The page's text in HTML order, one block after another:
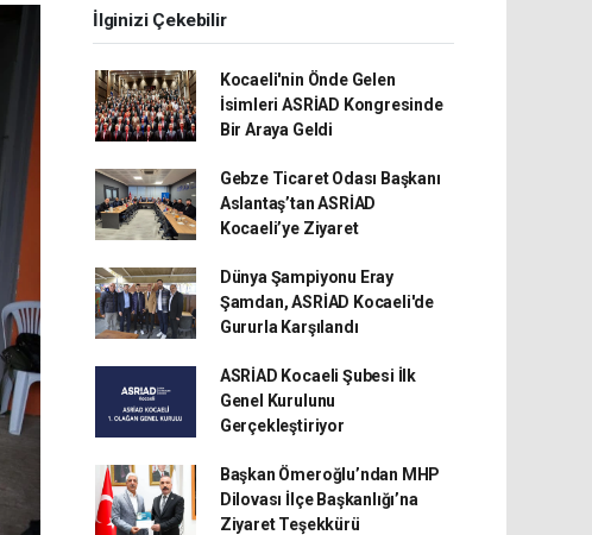
İlginizi Çekebilir
Kocaeli'nin Önde Gelen
İsimleri ASRİAD Kongresinde
Bir Araya Geldi
Gebze Ticaret Odası Başkanı
Aslantaş’tan ASRİAD
Kocaeli’ye Ziyaret
Dünya Şampiyonu Eray
Şamdan, ASRİAD Kocaeli'de
Gururla Karşılandı
ASRİAD Kocaeli Şubesi İlk
Genel Kurulunu
Gerçekleştiriyor
Başkan Ömeroğlu’ndan MHP
Dilovası İlçe Başkanlığı’na
Ziyaret Teşekkürü